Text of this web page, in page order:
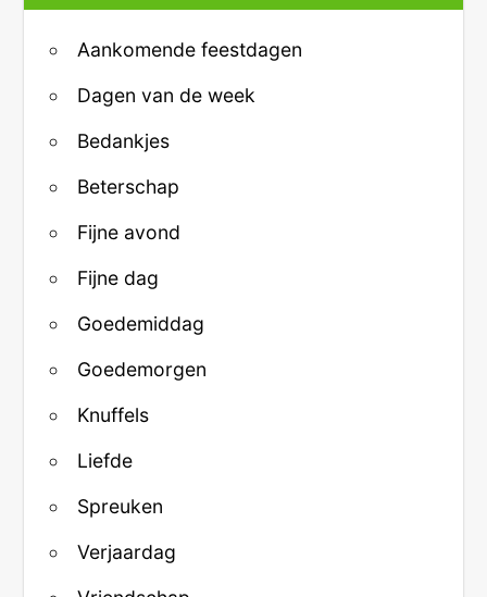
Aankomende feestdagen
Dagen van de week
Bedankjes
Beterschap
Fijne avond
Fijne dag
Goedemiddag
Goedemorgen
Knuffels
Liefde
Spreuken
Verjaardag